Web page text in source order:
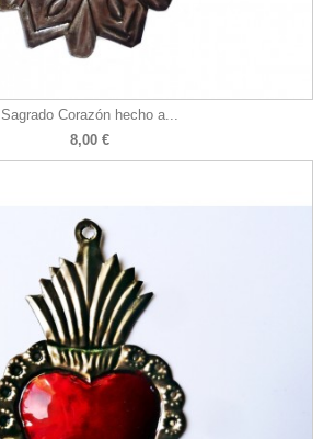
Sagrado Corazón hecho a...
8,00 €